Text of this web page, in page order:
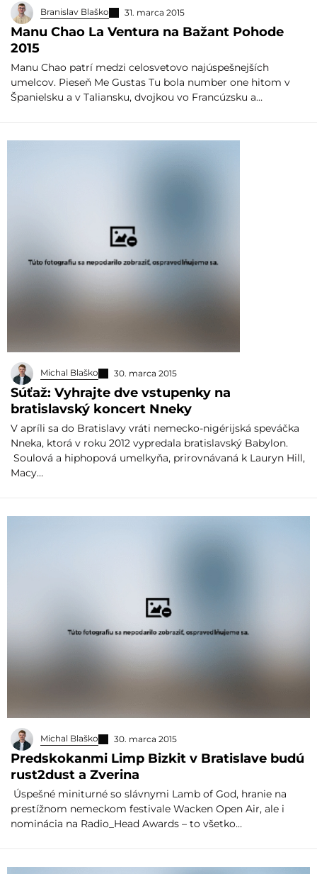
Branislav Blaško 31. marca 2015
Manu Chao La Ventura na Bažant Pohode
2015
Manu Chao patrí medzi celosvetovo najúspešnejších
umelcov. Pieseň Me Gustas Tu bola number one hitom v
Španielsku a v Taliansku, dvojkou vo Francúzsku a…
Michal Blaško 30. marca 2015
Súťaž: Vyhrajte dve vstupenky na
bratislavský koncert Nneky
V apríli sa do Bratislavy vráti nemecko-nigérijská speváčka
Nneka, ktorá v roku 2012 vypredala bratislavský Babylon.
Soulová a hiphopová umelkyňa, prirovnávaná k Lauryn Hill,
Macy…
Michal Blaško 30. marca 2015
Predskokanmi Limp Bizkit v Bratislave budú
rust2dust a Zverina
Úspešné miniturné so slávnymi Lamb of God, hranie na
prestížnom nemeckom festivale Wacken Open Air, ale i
nominácia na Radio_Head Awards – to všetko…